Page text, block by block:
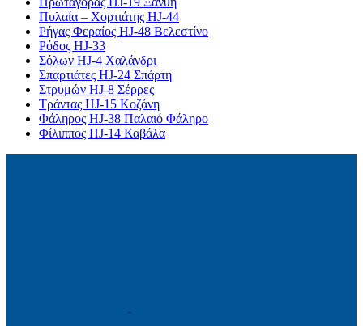
Πυλαία – Χορτιάτης HJ-44
Ρήγας Φεραίος HJ-48 Βελεστίνο
Ρόδος HJ-33
Σόλων HJ-4 Χαλάνδρι
Σπαρτιάτες HJ-24 Σπάρτη
Στρυμών HJ-8 Σέρρες
Τράντας HJ-15 Κοζάνη
Φάληρος HJ-38 Παλαιό Φάληρο
Φίλιππος HJ-14 Καβάλα